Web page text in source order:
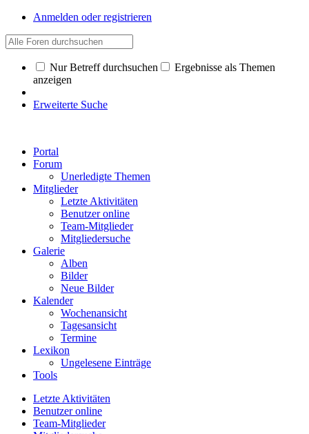
Anmelden oder registrieren
Nur Betreff durchsuchen
Ergebnisse als Themen
anzeigen
Erweiterte Suche
Portal
Forum
Unerledigte Themen
Mitglieder
Letzte Aktivitäten
Benutzer online
Team-Mitglieder
Mitgliedersuche
Galerie
Alben
Bilder
Neue Bilder
Kalender
Wochenansicht
Tagesansicht
Termine
Lexikon
Ungelesene Einträge
Tools
Letzte Aktivitäten
Benutzer online
Team-Mitglieder